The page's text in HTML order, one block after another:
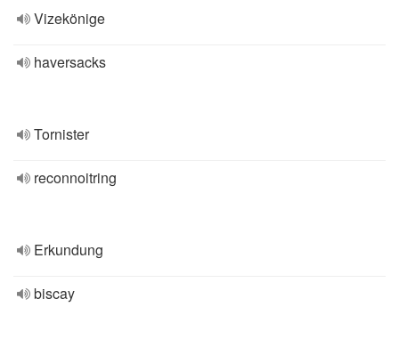
Vizekönige
haversacks
Tornister
reconnoitring
Erkundung
biscay